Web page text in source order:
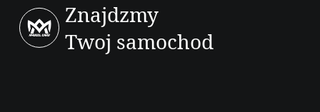
Znajdzmy
Twoj samochod